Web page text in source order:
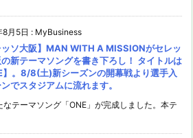
月5日 : MyBusiness
ッソ大阪】MAN WITH A MISSIONがセレッ
新テーマソングを書き下ろし！ タイトルは
】。8/8(土)新シーズンの開幕戦より選手入
でスタジアムに流れます。
なテーマソング「ONE」が完成しました。本テ